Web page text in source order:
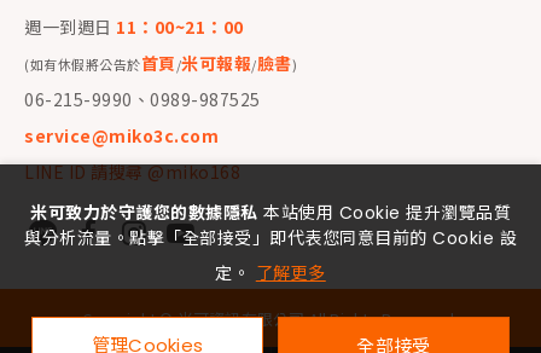
週一到週日 11：00~21：00
(如有休假將公告於首頁/米可報報/臉書)
06-215-9990、0989-987525
service@miko3c.com
LINE ID 請搜尋 @miko168
Copyright ©米可資訊有限公司All Rights Reserved.
米可致力於守護您的數據隱私 本站使用 Cookie 提升瀏覽品質
與分析流量。點擊「全部接受」即代表您同意目前的 Cookie 設
定。 了解更多
管理Cookies 全部接受